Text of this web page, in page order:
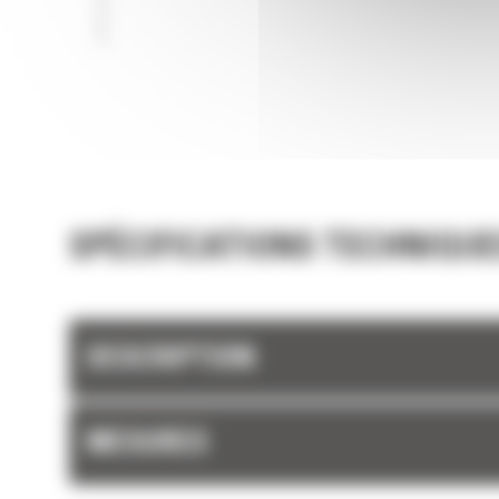
SPÉCIFICATIONS
DESCRIPTION
MESURES